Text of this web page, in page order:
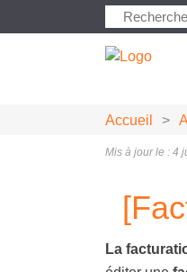
Accueil >
Mis à jour le : 4
La